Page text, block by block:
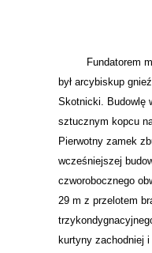
Fundatorem
był arcybiskup
Skotnicki. Budowlę
sztucznym kopcu
Pierwotny zamek
wcześniejszej
czworobocznego
29 m z przelotem
kurtyny zachodniej